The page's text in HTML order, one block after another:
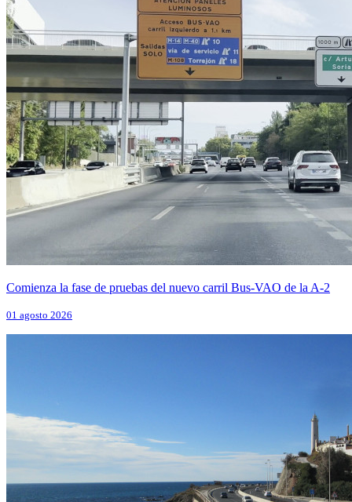
Comienza la fase de pruebas del nuevo carril Bus-VAO de la A-2
01 agosto 2026